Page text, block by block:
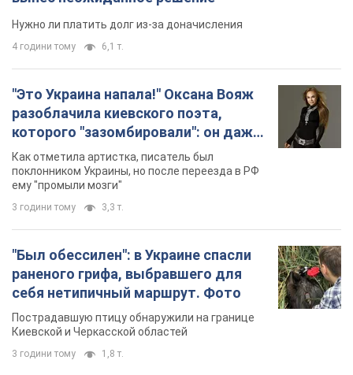
Нужно ли платить долг из-за доначисления
4 години тому 6,1 т.
"Это Украина напала!" Оксана Вояж
разоблачила киевского поэта,
которого "зазомбировали": он даже
русского не знал, а теперь хочет
геноцида украинцев
Как отметила артистка, писатель был
поклонником Украины, но после переезда в РФ
ему "промыли мозги"
3 години тому 3,3 т.
"Был обессилен": в Украине спасли
раненого грифа, выбравшего для
себя нетипичный маршрут. Фото
Пострадавшую птицу обнаружили на границе
Киевской и Черкасской областей
3 години тому 1,8 т.